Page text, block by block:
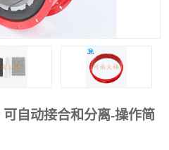
自动接合和分离-操作简
联轴器
液力端配件